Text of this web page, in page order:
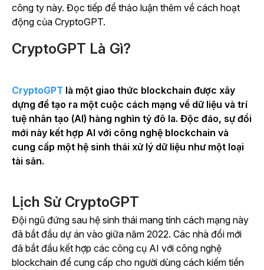
công ty này. Đọc tiếp để thảo luận thêm về cách hoạt
động của CryptoGPT.
CryptoGPT Là Gì?
CryptoGPT là một giao thức blockchain được xây
dựng để tạo ra một cuộc cách mạng về dữ liệu và trí
tuệ nhân tạo (AI) hàng nghìn tỷ đô la. Độc đáo, sự đổi
mới này kết hợp AI với công nghệ blockchain và
cung cấp một hệ sinh thái xử lý dữ liệu như một loại
tài sản.
Lịch Sử CryptoGPT
Đội ngũ đứng sau hệ sinh thái mang tính cách mạng này
đã bắt đầu dự án vào giữa năm 2022. Các nhà đổi mới
đã bắt đầu kết hợp các công cụ AI với công nghệ
blockchain để cung cấp cho người dùng cách kiếm tiền